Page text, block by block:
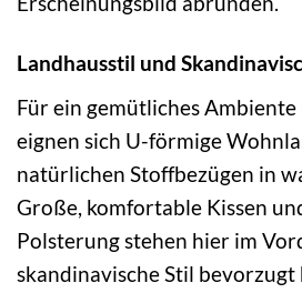
Landhausstil und
Für ein gemütliches
eignen sich U-förmige
natürlichen Stoffbezügen in
Große, komfortable Kissen
Polsterung stehen hier im
skandinavische Stil bevorzugt